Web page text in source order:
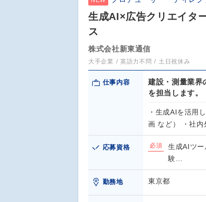
生成AI×広告クリエイタ
ス
株式会社新東通信
大手企業 英語力不問 土日祝休み
仕事内容
建設・測量業界
を担当します。
・生成AIを活用
画 など） ・社内
応募資格 必須
生成AIツ
験…
勤務地 東京都